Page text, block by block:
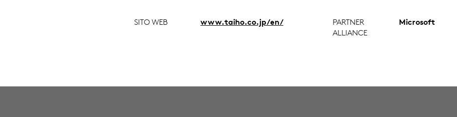
SITO WEB www.taiho.co.jp/en/
PARTNER
ALLIANCE
Microsoft